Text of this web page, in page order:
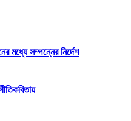
মধ্যে সম্পন্নের নির্দেশ